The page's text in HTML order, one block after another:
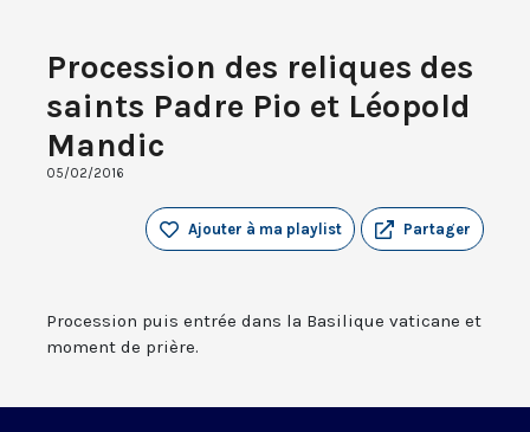
Procession des reliques des
saints Padre Pio et Léopold
Mandic
05/02/2016
Partager
Ajouter à ma playlist
Procession puis entrée dans la Basilique vaticane et
moment de prière.